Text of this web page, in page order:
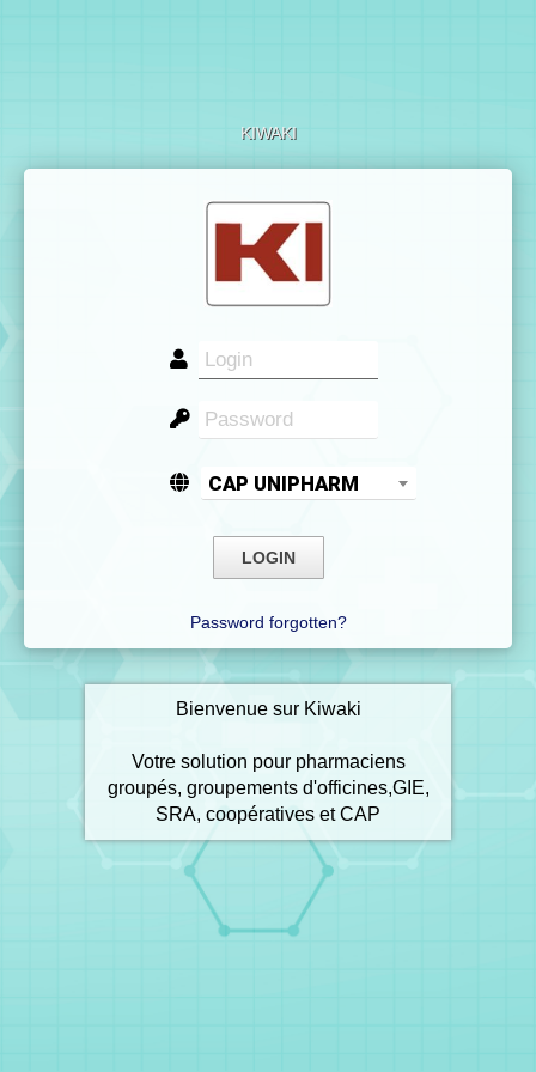
KIWAKI
CAP UNIPHARM
Password forgotten?
Bienvenue sur Kiwaki
Votre solution pour pharmaciens
groupés, groupements d'officines,GIE,
SRA, coopératives et CAP